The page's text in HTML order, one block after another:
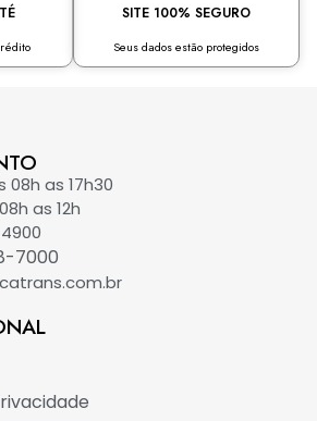
SITE 100% SEGURO
Seus dados estão protegidos
08h as 17h30
as 12h
7000